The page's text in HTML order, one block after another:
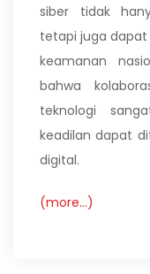
siber tidak
tetapi juga
keamanan
bahwa
teknologi
keadilan dapat
digital.
(more…)